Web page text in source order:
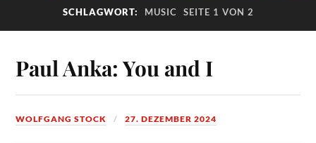
SCHLAGWORT: MUSIC SEITE 1 VON 2
Paul Anka: You and I
WOLFGANG STOCK 27. DEZEMBER 2024